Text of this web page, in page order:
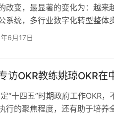
改变，最显著的变化为：越来
系统，多行业数字化转型整体
报道，苹果首席执行官Tim
员工每年将有机会完全远程工
6月17日
访OKR教练姚琼OKR在
定“十四五”时期政府工作OKR
行的聚焦程度，还有助于培养